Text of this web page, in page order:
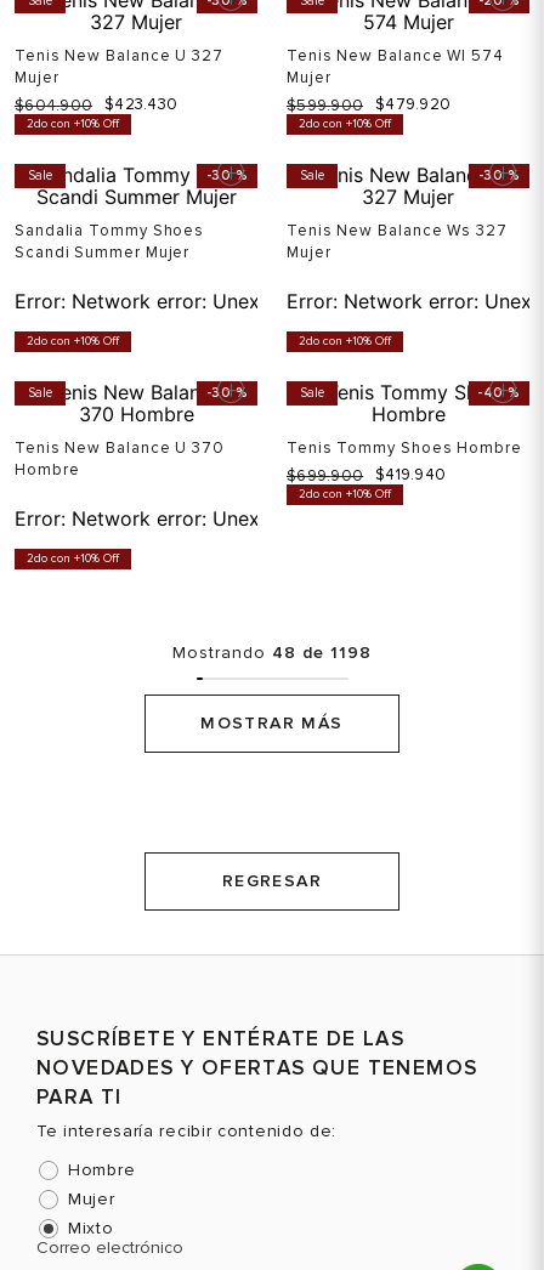
Tenis New Balance U 327
Mujer
$604.900 $544
$
2do con +10% Off
Tenis New Balance Wl 574
Mujer
$599.900 $479
Sale
Scandi Summer Mujer
Error:Network error: Unexpected token T in JSON at
2do con +10% Off
Sale - 30 %
Mujer
Error:Network error:
2do con +10% Off
Sale - 30 %
Hombre
Error:Network error: Unexpected token T in JSON at
Sale -40 %
Tenis Tommy Shoes Hombre
SUSCRÍBETE Y ENTÉRATE DE LAS
NOVEDADES Y OFERTAS QUE TENEMOS
Te interesaría recibir contenido de:
Hombre
Mujer